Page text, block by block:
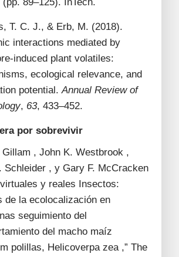
T. C. J., & Erb, M. (2018).
interactions mediated by
induced plant volatiles:
ecological relevance, and
potential.Annual Review of
, 63, 433–452.
por sobrevivir
Gillam , John K. Westbrook ,
Schleider , y Gary F. McCracken
y reales Insectos:
de la ecolocalización en
seguimiento del
del macho maíz
polillas, Helicoverpa zea ,” The